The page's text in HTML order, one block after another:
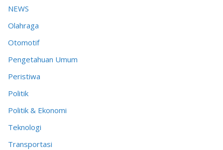
NEWS
Olahraga
Otomotif
Pengetahuan Umum
Peristiwa
Politik
Politik & Ekonomi
Teknologi
Transportasi